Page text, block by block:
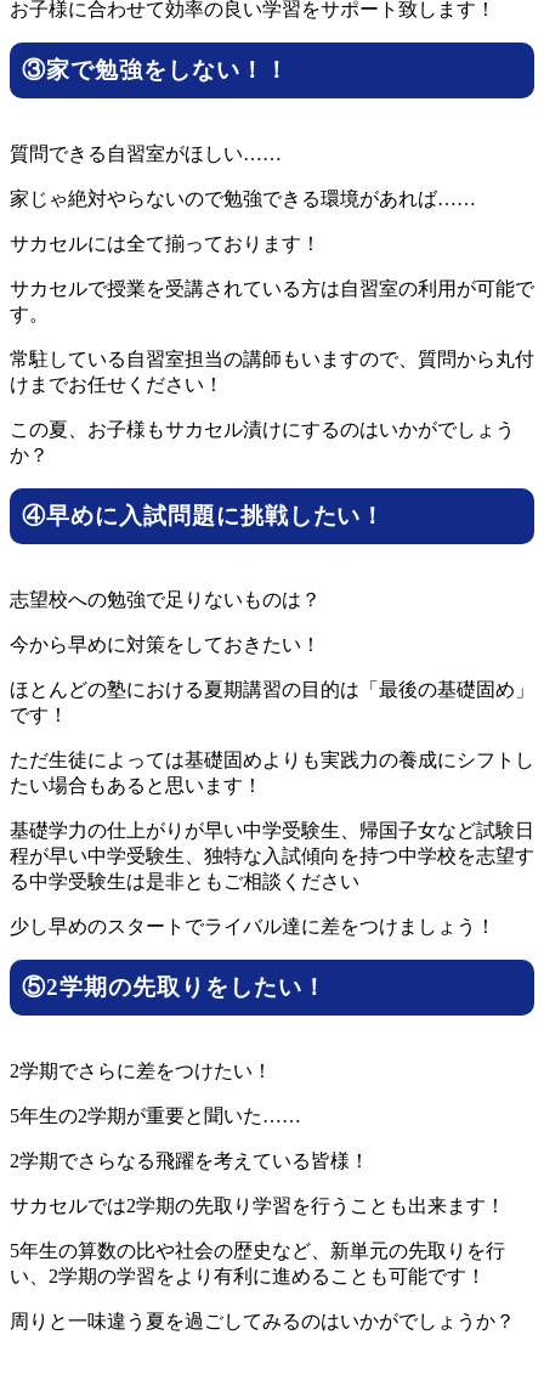
お子様に合わせて効率の良い学習をサポート致します！
③家で勉強をしない！！
質問できる自習室がほしい……
家じゃ絶対やらないので勉強できる環境があれば……
サカセルには全て揃っております！
サカセルで授業を受講されている方は自習室の利用が可能で
す。
常駐している自習室担当の講師もいますので、質問から丸付
けまでお任せください！
この夏、お子様もサカセル漬けにするのはいかがでしょう
か？
④早めに入試問題に挑戦したい！
志望校への勉強で足りないものは？
今から早めに対策をしておきたい！
ほとんどの塾における夏期講習の目的は「最後の基礎固め」
です！
ただ生徒によっては基礎固めよりも実践力の養成にシフトし
たい場合もあると思います！
基礎学力の仕上がりが早い中学受験生、帰国子女など試験日
程が早い中学受験生、独特な入試傾向を持つ中学校を志望す
る中学受験生は是非ともご相談ください
少し早めのスタートでライバル達に差をつけましょう！
⑤2学期の先取りをしたい！
2学期でさらに差をつけたい！
5年生の2学期が重要と聞いた……
2学期でさらなる飛躍を考えている皆様！
サカセルでは2学期の先取り学習を行うことも出来ます！
5年生の算数の比や社会の歴史など、新単元の先取りを行
い、2学期の学習をより有利に進めることも可能です！
周りと一味違う夏を過ごしてみるのはいかがでしょうか？